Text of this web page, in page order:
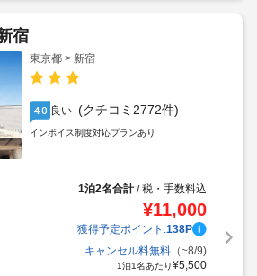
宿
東京都 > 新宿
4.0 良い (クチコミ2772件)
インボイス制度対応プランあり
1泊2名合計/税・手数料込
¥11,000
獲得予定ポイント:138P
キャンセル料無料（~8/9)
1泊1名あたり¥5,500